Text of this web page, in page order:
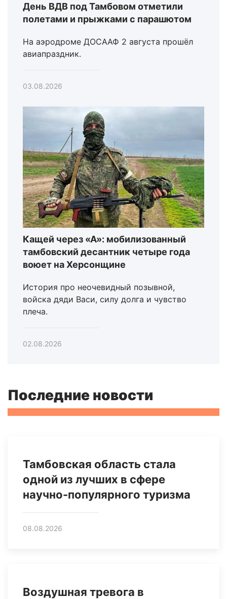
День ВДВ под Тамбовом отметили
полетами и прыжками с парашютом
На аэродроме ДОСААФ 2 августа прошёл
авиапраздник.
03.08.2026
Кащей через «А»: мобилизованный
тамбовский десантник четыре года
воюет на Херсонщине
История про неочевидный позывной,
войска дяди Васи, силу долга и чувство
плеча.
02.08.2026
Последние новости
Тамбовская область стала
одной из лучших в сфере
научно-популярного туризма
08.08.2026
Воздушная тревога в